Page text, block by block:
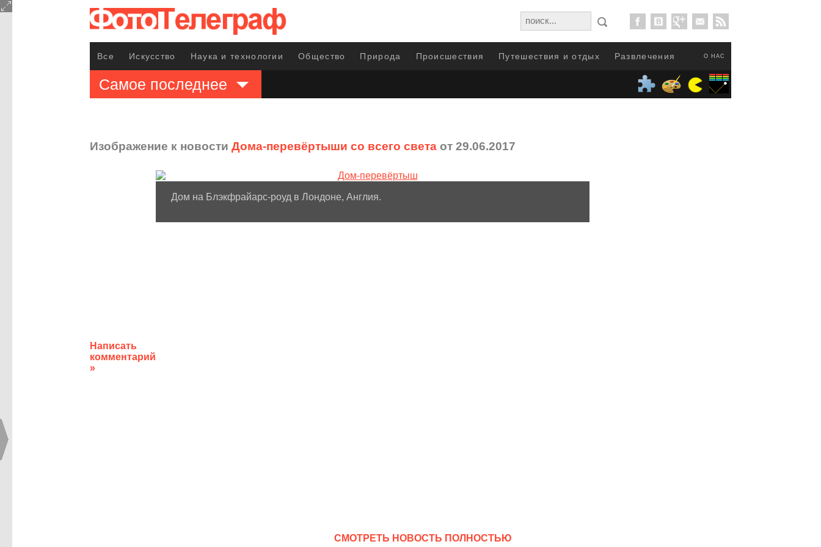
О НАС
Все Искусство Наука и технологии Общество Природа Происшествия Путешествия и отдых Развлечения
Самое последнее
Изображение к новости Дома-перевёртыши со всего света от 29.06.2017
Написать
комментарий
»
Дом на Блэкфрайарс-роуд в Лондоне, Англия.
CМОТРЕТЬ НОВОСТЬ ПОЛНОСТЬЮ